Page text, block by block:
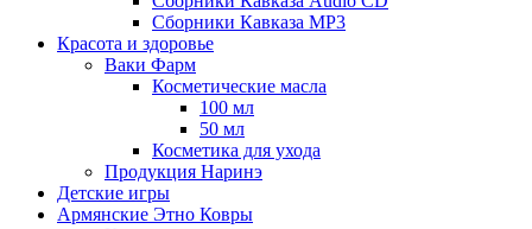
Сборники Кавказа MP3
Красота и здоровье
Ваки Фарм
Косметические масла
100 мл
50 мл
Косметика для ухода
Продукция Наринэ
Детские игры
Армянские Этно Ковры